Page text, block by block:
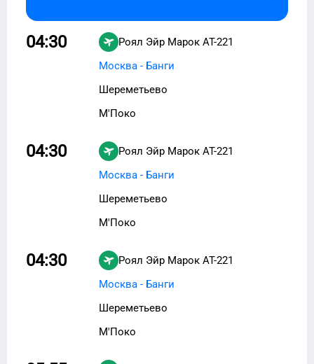
04:30 Роял Эйр Марок AT-221
Москва - Банги
Шереметьево
М'Поко
04:30 Роял Эйр Марок AT-221
Москва - Банги
Шереметьево
М'Поко
04:30 Роял Эйр Марок AT-221
Москва - Банги
Шереметьево
М'Поко